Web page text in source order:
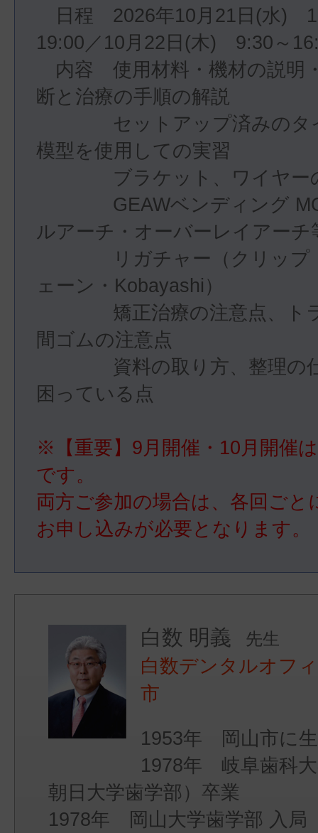
日程　2026年10月21日(水)　
19:00／10月22日(木)　9:30～
内容　使用材料・機材の説明
断と治療の手順の解説
セットアップ済みのタ
模型を使用しての実習
ブラケット、ワイヤー
GEAWベンディング
ルアーチ・オーバーレイアーチ
リガチャー（クリップ・
ェーン・Kobayashi）
矯正治療の注意点、トラ
間ゴムの注意点
資料の取り方、整理の仕
困っている点
※【重要】9月開催・10月開催
です。
両方ご参加の場合は、各回ごと
お申し込みが必要となります。
白数 明義 先生
白数デンタルオフ
市
1953年 岡山市に
1978年 岐阜歯科
朝日大学歯学部）卒業
1978年 岡山大学歯学部 入局